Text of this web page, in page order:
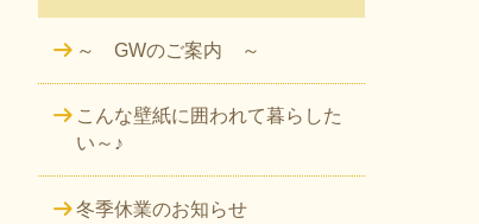
～ GWのご案内 ～
こんな壁紙に囲われて暮らした
い～♪
冬季休業のお知らせ